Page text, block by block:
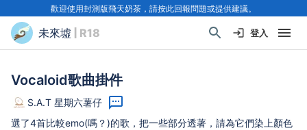
歡迎使用封測版飛天奶茶，請按此回報問題或提供建議。
未來墟 | R18 登入
Vocaloid歌曲掛件
S.A.T 星期六薯仔
選了4首比較emo(嗎？)的歌，把一些部分透著，請為它們染上顏色